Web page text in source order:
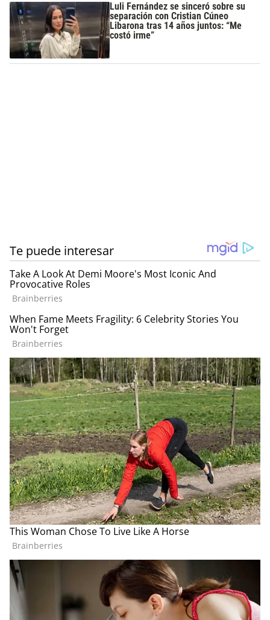
Luli Fernández se sinceró sobre su
separación con Cristian Cúneo
Libarona tras 14 años juntos: “Me
costó irme”